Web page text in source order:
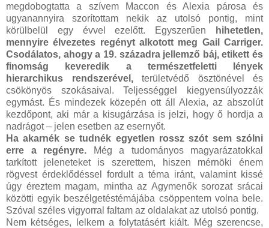
megdobogtatta a szívem Maccon és Alexia párosa és
ugyanannyira szorítottam nekik az utolsó pontig, mint
körülbelül egy évvel ezelőtt. Egyszerűen hihetetlen,
mennyire élvezetes regényt alkotott meg Gail Carriger.
Csodálatos, ahogy a 19. századra jellemző báj, etikett és
finomság keveredik a természetfeletti lények
hierarchikus rendszerével,területvédő ösztönével és
csökönyös szokásaival. Teljességgel kiegyensúlyozzák
egymást. És mindezek közepén ott áll Alexia, az abszolút
kezdőpont, aki már a kisugárzása is jelzi, hogy ő hordja a
nadrágot – jelen esetben az esernyőt.
Ha akarnék se tudnék egyetlen rossz szót sem szólni
erre a regényre. Még a tudományos magyarázatokkal
tarkított jeleneteket is szerettem, hiszen mérnöki énem
rögvest érdeklődéssel fordult a téma iránt, valamint kissé
úgy éreztem magam, mintha az Agymenők sorozat srácai
közötti egyik beszélgetéstémájába csöppentem volna bele.
Szóval széles vigyorral faltam az oldalakat az utolsó pontig.
Nem kétséges, lelkem a folytatásért kiált. Még szerencse,